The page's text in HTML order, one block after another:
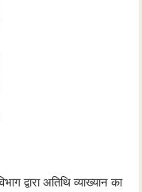
द्वारा अतिथि व्याख्यान का